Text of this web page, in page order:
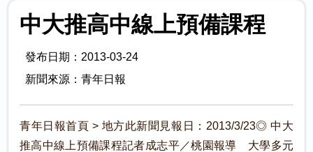
中大推高中線上預備課程
發布日期：2013-03-24
新聞來源：青年日報
青年日報首頁 > 地方此新聞見報日：2013/3/23◎ 中大
推高中線上預備課程記者成志平／桃園報導 大學多元